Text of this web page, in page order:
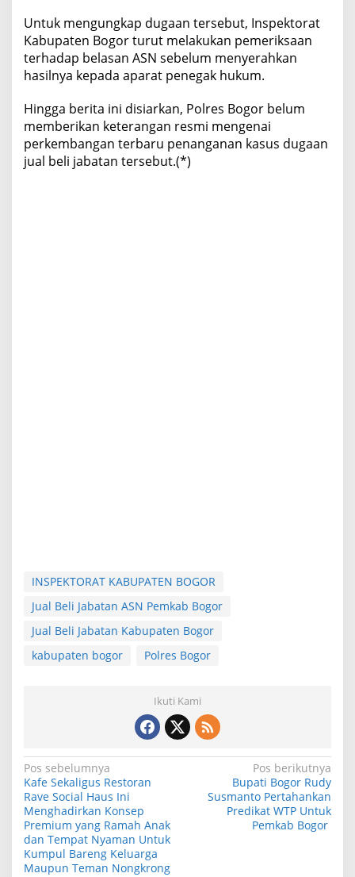
Untuk mengungkap dugaan tersebut, Inspektorat
Kabupaten Bogor turut melakukan pemeriksaan
terhadap belasan ASN sebelum menyerahkan
hasilnya kepada aparat penegak hukum.
Hingga berita ini disiarkan, Polres Bogor belum
memberikan keterangan resmi mengenai
perkembangan terbaru penanganan kasus dugaan
jual beli jabatan tersebut.(*)
INSPEKTORAT KABUPATEN BOGOR
Jual Beli Jabatan ASN Pemkab Bogor
Jual Beli Jabatan Kabupaten Bogor
kabupaten bogor
Polres Bogor
Ikuti Kami
N
a
v
i
g
Pos sebelumnya
Kafe Sekaligus Restoran
Rave Social Haus Ini
Menghadirkan Konsep
Premium yang Ramah Anak
dan Tempat Nyaman Untuk
Kumpul Bareng Keluarga
Maupun Teman Nongkrong
Pos berikutnya
Bupati Bogor Rudy
Susmanto Pertahankan
Predikat WTP Untuk
Pemkab Bogor